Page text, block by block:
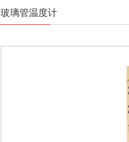
玻璃管温度计